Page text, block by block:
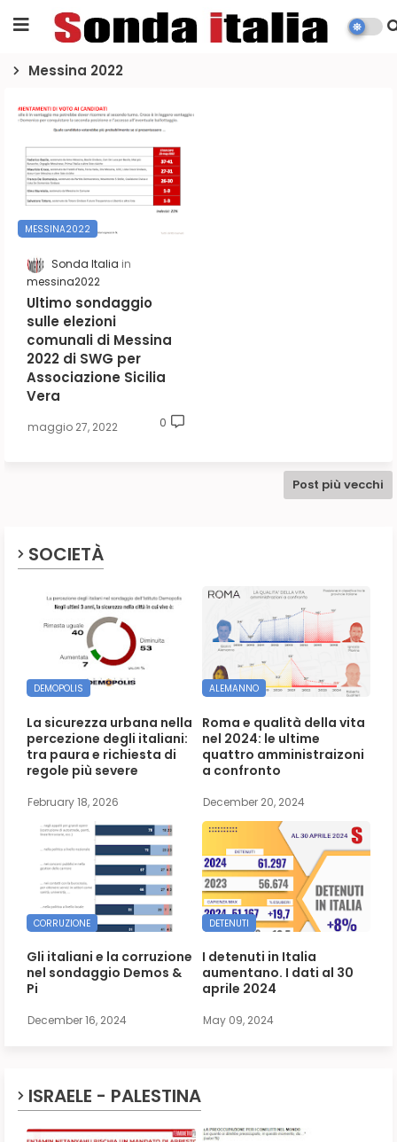
Messina 2022
MESSINA2022
Sonda Italia
messina2022
Ultimo sondaggio
sulle elezioni
comunali di Messina
2022 di SWG per
Associazione Sicilia
Vera
maggio 27, 2022 0
Post più vecchi
SOCIETÀ
DEMOPOLIS
La sicurezza urbana nella
percezione degli italiani:
tra paura e richiesta di
regole più severe
February 18, 2026
ALEMANNO
Roma e qualità della vita
nel 2024: le ultime
quattro amministraizoni
a confronto
December 20, 2024
CORRUZIONE
Gli italiani e la corruzione
nel sondaggio Demos &
Pi
December 16, 2024
DETENUTI
I detenuti in Italia
aumentano. I dati al 30
aprile 2024
May 09, 2024
ISRAELE - PALESTINA